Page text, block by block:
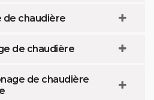
de chaudière
de chaudière
de chaudière